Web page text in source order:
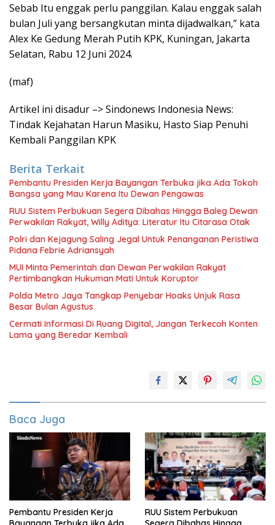
Sebab Itu enggak perlu panggilan. Kalau enggak salah
bulan Juli yang bersangkutan minta dijadwalkan,” kata
Alex Ke Gedung Merah Putih KPK, Kuningan, Jakarta
Selatan, Rabu 12 Juni 2024.
(maf)
Artikel ini disadur –> Sindonews Indonesia News:
Tindak Kejahatan Harun Masiku, Hasto Siap Penuhi
Kembali Panggilan KPK
Berita Terkait
Pembantu Presiden Kerja Bayangan Terbuka jika Ada Tokoh
Bangsa yang Mau Karena Itu Dewan Pengawas
RUU Sistem Perbukuan Segera Dibahas Hingga Baleg Dewan
Perwakilan Rakyat, Willy Aditya: Literatur Itu Citarasa Otak
Polri dan Kejagung Saling Jegal Untuk Penanganan Peristiwa
Pidana Febrie Adriansyah
MUI Minta Pemerintah dan Dewan Perwakilan Rakyat
Pertimbangkan Hukuman Mati Untuk Koruptor
Polda Metro Jaya Tangkap Penyebar Hoaks Unjuk Rasa
Besar Bulan Agustus
Cermati Informasi Di Ruang Digital, Jangan Terkecoh Konten
Lama yang Beredar Kembali
Baca Juga
Pembantu Presiden Kerja
RUU Sistem Perbukuan